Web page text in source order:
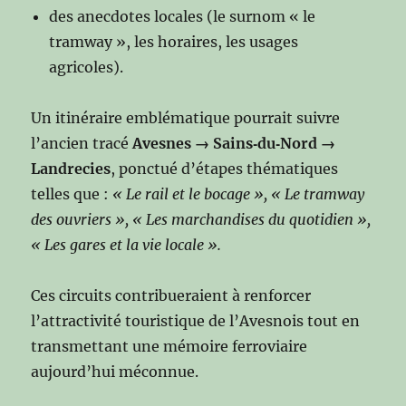
des anecdotes locales (le surnom « le
tramway », les horaires, les usages
agricoles).
Un itinéraire emblématique pourrait suivre
l’ancien tracéAvesnes → Sains‑du‑Nord →
Landrecies, ponctué d’étapes thématiques
telles que : « Le rail et le bocage », « Le tramway
des ouvriers », « Les marchandises du quotidien »,
« Les gares et la vie locale ».
Ces circuits contribueraient à renforcer
l’attractivité touristique de l’Avesnois tout en
transmettant une mémoire ferroviaire
aujourd’hui méconnue.